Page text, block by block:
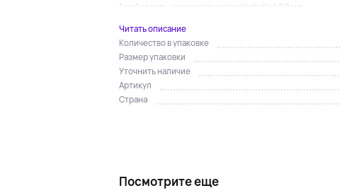
1 тюбик гель-краски для волос Herbatint 60 мл...
Читать описание
Количество в упаковке
Размер упаковки
Уточнить наличие
Артикул
Страна
Посмотрите еще